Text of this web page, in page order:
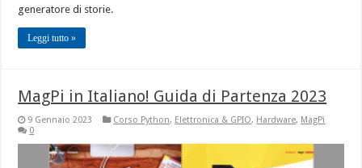
generatore di storie.
Leggi tutto »
MagPi in Italiano! Guida di Partenza 2023
9 Gennaio 2023 Corso Python, Elettronica & GPIO, Hardware, MagPi
0